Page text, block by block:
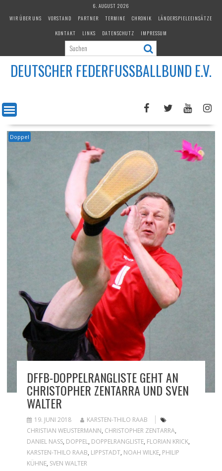
6. AUGUST 2026
WIR ÜBER UNS
VORSTAND PARTNER TERMINE CHRONIK
LÄNDERSPIELEEINSÄTZE
KONTAKT
LINKS DATENSCHUTZ IMPRESSUM
DEUTSCHER FEDERFUSSBALLBUND E.V.
Doppel
DFFB-DOPPELRANGLISTE GEHT AN
CHRISTOPHER ZENTARRA UND SVEN
WALTER
19. JUNI 2018
KARSTEN-THILO RAAB
CHRISTIAN WEUSTERMANN, CHRISTOPHER ZENTARRA,
DANIEL NASS, DOPPEL, DOPPELRANGLISTE, FLORIAN KRICK,
KARSTEN-THILO RAAB, LIPPSTADT, NOAH WILKE, PHILIP
KÜHNE, SVEN WALTER